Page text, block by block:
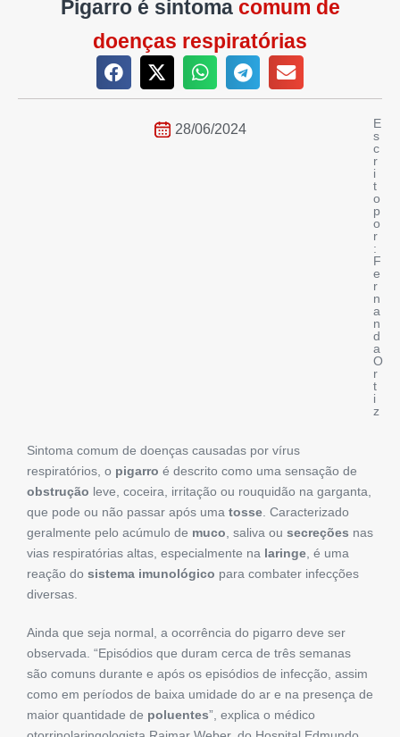
Pigarro é sintoma comum de
doenças respiratórias
28/06/2024
E
s
c
r
i
t
o
p
o
r
:
F
e
r
n
a
n
d
a
O
r
t
i
z
Sintoma comum de doenças causadas por vírus
respiratórios, o pigarro é descrito como uma sensação de
obstrução leve, coceira, irritação ou rouquidão na garganta,
que pode ou não passar após uma tosse. Caracterizado
geralmente pelo acúmulo de muco, saliva ou secreções nas
vias respiratórias altas, especialmente na laringe, é uma
reação do sistema imunológico para combater infecções
diversas.
Ainda que seja normal, a ocorrência do pigarro deve ser
observada. “Episódios que duram cerca de três semanas
são comuns durante e após os episódios de infecção, assim
como em períodos de baixa umidade do ar e na presença de
maior quantidade de poluentes”, explica o médico